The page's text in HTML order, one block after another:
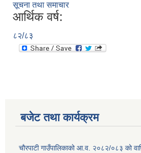
सूचना तथा समाचार
आर्थिक वर्ष:
८२/८३
बजेट तथा कार्यक्रम
चौरपाटी गाउँपालिकाको आ.व. २०८२/०८३ को